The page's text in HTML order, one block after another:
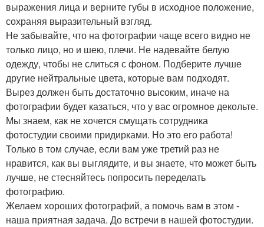
выражения лица и верните губы в исходное положение,
сохраняя выразительный взгляд.
Не забывайте, что на фотографии чаще всего видно не
только лицо, но и шею, плечи. Не надевайте белую
одежду, чтобы не слиться с фоном. Подберите лучше
другие нейтральные цвета, которые вам подходят.
Вырез должен быть достаточно высоким, иначе на
фотографии будет казаться, что у вас огромное декольте.
Мы знаем, как не хочется смущать сотрудника
фотостудии своими придирками. Но это его работа!
Только в том случае, если вам уже третий раз не
нравится, как вы выглядите, и вы знаете, что может быть
лучше, не стесняйтесь попросить переделать
фотографию.
Желаем хороших фотографий, а помочь вам в этом -
наша приятная задача. До встречи в нашей фотостудии.